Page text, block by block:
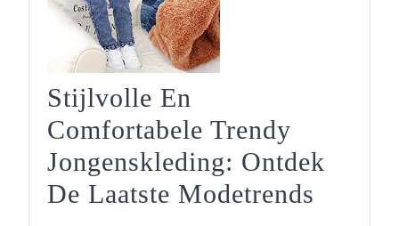
Stijlvolle En
Comfortabele Trendy
Jongenskleding: Ontdek
De Laatste Modetrends